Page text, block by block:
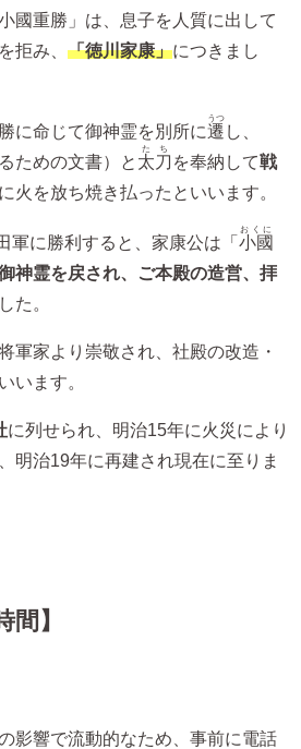
小國重勝」は、息子を人質に出して
拒み、 「徳川家康」につきまし
に命じて御神霊を別所に遷
うつ
し、
ための文書）と 太刀
たち
を奉納して戦
火を放ち焼き払ったといいます。
軍に勝利すると、家康公は「 小國
おくに
神霊を戻され、ご本殿の造営、拝
た。
軍家より崇敬され、社殿の改造・
います。
に列せられ、明治15年に火災により
明治19年に再建され現在に至りま
間】
影響で流動的なため、事前に電話